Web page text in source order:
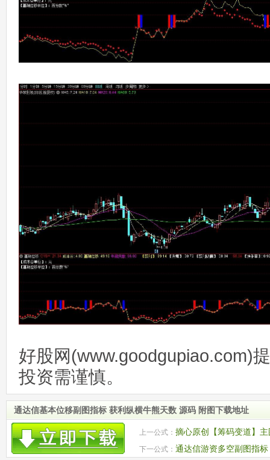
好股网(www.goodgupiao.com)
投资需谨慎。
通达信基本位移副图指标 获利纵横牛熊天数 源码 附图下载地址
上一公式： 摘心原创【筹码变道】
下一公式： 通达信游资多空副图指